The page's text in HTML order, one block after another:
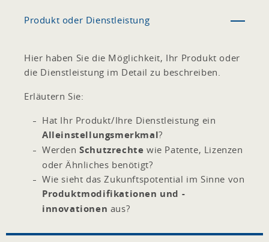
Produkt oder Dienstleistung
Hier haben Sie die Möglichkeit, Ihr Produkt oder
die Dienstleistung im Detail zu beschreiben.
Erläutern Sie:
Hat Ihr Produkt/Ihre Dienstleistung ein
Alleinstellungsmerkmal?
WerdenSchutzrechtewie Patente, Lizenzen
oder Ähnliches benötigt?
Wie sieht das Zukunftspotential im Sinne von
Produktmodifikationen und -
innovationen aus?